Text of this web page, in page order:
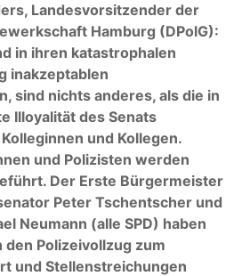
Landesvorsitzender der
Hamburg (DPolG):
in ihren katastrophalen
inakzeptablen
sind nichts anderes, als die in
Illoyalität des Senats
und Kollegen.
und Polizisten werden
Der Erste Bürgermeister
Peter Tschentscher und
Neumann (alle SPD) haben
Polizeivollzug zum
und Stellenstreichungen